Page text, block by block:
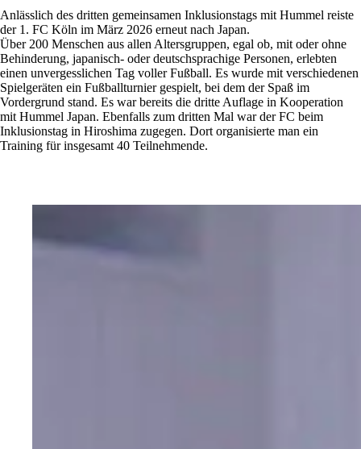
Anlässlich des dritten gemeinsamen Inklusionstags mit Hummel reiste
der 1. FC Köln im März 2026 erneut nach Japan.
Über 200 Menschen aus allen Altersgruppen, egal ob, mit oder ohne
Behinderung, japanisch- oder deutschsprachige Personen, erlebten
einen unvergesslichen Tag voller Fußball. Es wurde mit verschiedenen
Spielgeräten ein Fußballturnier gespielt, bei dem der Spaß im
Vordergrund stand. Es war bereits die dritte Auflage in Kooperation
mit Hummel Japan. Ebenfalls zum dritten Mal war der FC beim
Inklusionstag in Hiroshima zugegen. Dort organisierte man ein
Training für insgesamt 40 Teilnehmende.